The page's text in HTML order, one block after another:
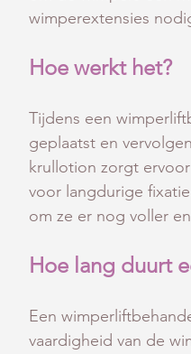
wimperextensies
Hoe werkt het?
Tijdens een
geplaatst en
krullotion zorgt
voor langdurige
om ze er nog voller
Hoe lang duurt
Een
vaardigheid van de